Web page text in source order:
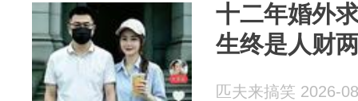
十二年婚外
生终是人财
匹夫来搞笑 2026-